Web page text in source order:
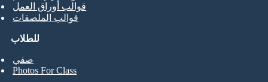
للطلاب
صفي
Photos For Class
قوالب أوراق العمل
قوالب الملصقات